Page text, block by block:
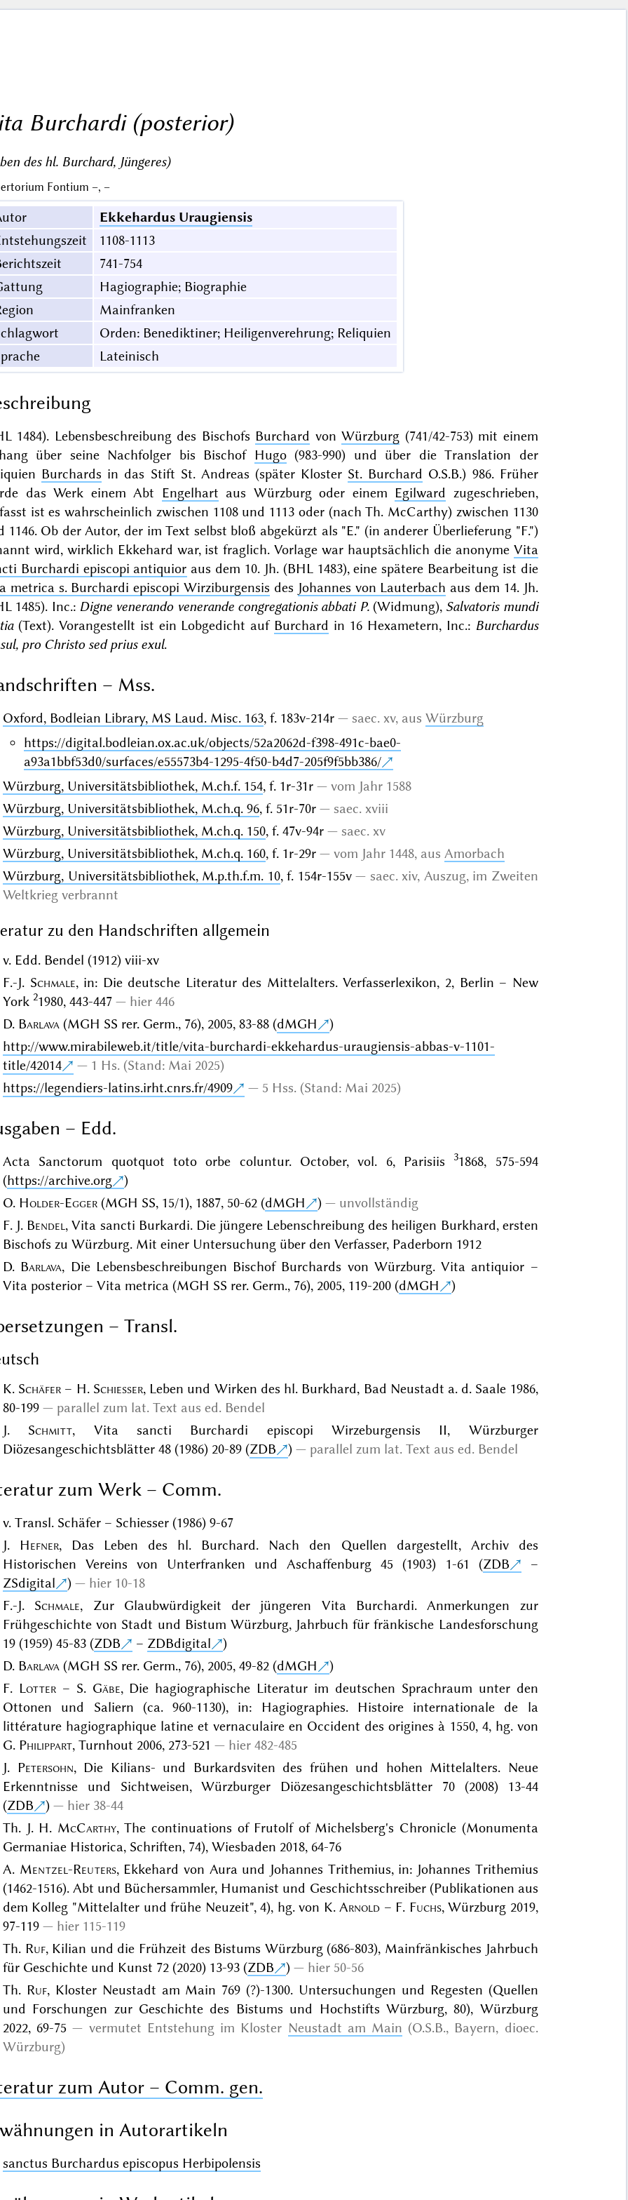
Burchardi (posterior)
des hl. Burchard, Jüngeres)
Fontium –, –
Ekkehardus Uraugiensis
1108-1113
741-754
Hagiographie; Biographie
Mainfranken
Orden: Benediktiner; Heiligenverehrung; Reliquien
Lateinisch
1484). Lebensbeschreibung des Bischofs Burchard vonWürzburg (741/42-753) mit einem
über seine Nachfolger bis Bischof Hugo(983-990) und über die Translation der
Burchards in das Stift St. Andreas (später Kloster St. Burchard O.S.B.) 986. Früher
das Werk einem Abt
Engelhart aus Würzburg oder einem Egilward zugeschrieben,
ist es wahrscheinlich zwischen 1108 und 1113 oder (nach Th. McCarthy) zwischen 1130
1146. Ob der Autor, der im Text selbst bloß abgekürzt als "E." (in anderer Überlieferung "F.")
wird, wirklich Ekkehard war, ist fraglich. Vorlage war hauptsächlich die anonyme Vita
Burchardi episcopi antiquior aus dem 10. Jh. (BHL 1483), eine spätere Bearbeitung ist die
metrica s. Burchardi episcopi Wirziburgensis des Johannes von Lauterbach aus dem 14. Jh.
1485). Inc.: Digne venerando venerande congregationis abbati P.(Widmung), Salvatoris mundi
(Text). Vorangestellt ist ein Lobgedicht auf Burchard in 16 Hexametern, Inc.: Burchardus
pro Christo sed prius exul.
– Mss.
Oxford, Bodleian Library, MS Laud. Misc. 163, f. 183v-214r saec. xv, aus Würzburg
https://digital.bodleian.ox.ac.uk/objects/52a2062d-f398-491c-bae0-
a93a1bbf53d0/surfaces/e55573b4-1295-4f50-b4d7-205f9f5bb386/
Würzburg, Universitätsbibliothek, M.ch.f. 154, f. 1r-31r
vom Jahr 1588
Würzburg, Universitätsbibliothek, M.ch.q. 96, f. 51r-70r
saec. xviii
Würzburg, Universitätsbibliothek, M.ch.q. 150, f. 47v-94r
saec. xv
Würzburg, Universitätsbibliothek, M.ch.q. 160, f. 1r-29r vom Jahr 1448, aus Amorbach
Würzburg, Universitätsbibliothek, M.p.th.f.m. 10, f. 154r-155v
saec. xiv, Auszug, im Zweiten
Weltkrieg verbrannt
zu den Handschriften allgemein
v. Edd. Bendel (1912) viii-xv
F.-J. Schmale, in: Die deutsche Literatur des Mittelalters. Verfasserlexikon, 2, Berlin – New
York 21980, 443-447
hier 446
D. Barlava(MGH SS rer. Germ., 76), 2005, 83-88 (dMGH
)
http://www.mirabileweb.it/title/vita-burchardi-ekkehardus-uraugiensis-abbas-v-1101-
title/42014
1 Hs. (Stand: Mai 2025)
https://legendiers-latins.irht.cnrs.fr/4909
5 Hss. (Stand: Mai 2025)
– Edd.
Acta Sanctorum quotquot toto orbe coluntur. October, vol. 6, Parisiis 31868, 575-594
(https://archive.org
)
O. Holder-Egger(MGH SS, 15/1), 1887, 50-62 (dMGH )
unvollständig
F. J. Bendel, Vita sancti Burkardi. Die jüngere Lebenschreibung des heiligen Burkhard, ersten
Bischofs zu Würzburg. Mit einer Untersuchung über den Verfasser, Paderborn 1912
D. Barlava, Die Lebensbeschreibungen Bischof Burchards von Würzburg. Vita antiquior –
Vita posterior – Vita metrica (MGH SS rer. Germ., 76), 2005, 119-200 (dMGH )
– Transl.
K. Schäfer – H. Schiesser, Leben und Wirken des hl. Burkhard, Bad Neustadt a. d. Saale 1986,
80-199
parallel zum lat. Text aus ed. Bendel
J. Schmitt, Vita sancti Burchardi episcopi Wirzeburgensis II, Würzburger
Diözesangeschichtsblätter 48 (1986) 20-89 (ZDB ) parallel zum lat. Text aus ed. Bendel
zum Werk – Comm.
v. Transl. Schäfer – Schiesser (1986) 9-67
J. Hefner, Das Leben des hl. Burchard. Nach den Quellen dargestellt, Archiv des
Historischen Vereins von Unterfranken und Aschaffenburg 45 (1903) 1-61 (ZDB
–
ZSdigital
)
hier 10-18
F.-J. Schmale, Zur Glaubwürdigkeit der jüngeren Vita Burchardi. Anmerkungen zur
Frühgeschichte von Stadt und Bistum Würzburg, Jahrbuch für fränkische Landesforschung
19 (1959) 45-83 (ZDB – ZDBdigital
)
D. Barlava(MGH SS rer. Germ., 76), 2005, 49-82 (dMGH
)
F. Lotter– S. Gäbe, Die hagiographische Literatur im deutschen Sprachraum unter den
Ottonen und Saliern (ca. 960-1130), in: Hagiographies. Histoire internationale de la
littérature hagiographique latine et vernaculaire en Occident des origines à 1550, 4, hg. von
G. Philippart, Turnhout 2006, 273-521
hier 482-485
J. Petersohn, Die Kilians- und Burkardsviten des frühen und hohen Mittelalters. Neue
Erkenntnisse und Sichtweisen, Würzburger Diözesangeschichtsblätter 70 (2008) 13-44
(ZDB )
hier 38-44
Th. J. H. McCarthy, The continuations of Frutolf of Michelsberg's Chronicle (Monumenta
Germaniae Historica, Schriften, 74), Wiesbaden 2018, 64-76
A. Mentzel-Reuters, Ekkehard von Aura und Johannes Trithemius, in: Johannes Trithemius
(1462-1516). Abt und Büchersammler, Humanist und Geschichtsschreiber (Publikationen aus
dem Kolleg "Mittelalter und frühe Neuzeit", 4), hg. von K.Arnold – F. Fuchs, Würzburg 2019,
97-119
hier 115-119
Th. Ruf, Kilian und die Frühzeit des Bistums Würzburg (686-803), Mainfränkisches Jahrbuch
für Geschichte und Kunst 72 (2020) 13-93 (ZDB )
hier 50-56
Th. Ruf, Kloster Neustadt am Main 769 (?)-1300. Untersuchungen und Regesten (Quellen
und Forschungen zur Geschichte des Bistums und Hochstifts Würzburg, 80), Würzburg
2022, 69-75
vermutet Entstehung im Kloster Neustadt am Main (O.S.B., Bayern, dioec.
Würzburg)
zum Autor – Comm. gen.
in Autorartikeln
sanctus Burchardus episcopus Herbipolensis